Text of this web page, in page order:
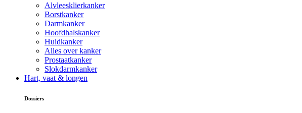
Alvleesklierkanker
Borstkanker
Darmkanker
Hoofdhalskanker
Huidkanker
Alles over kanker
Prostaatkanker
Slokdarmkanker
Hart, vaat & longen
Dossiers